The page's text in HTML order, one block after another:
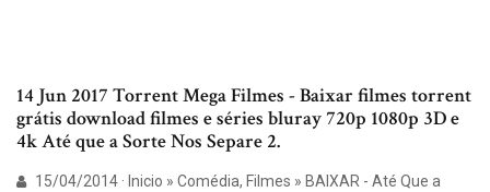
14 Jun 2017 Torrent Mega Filmes - Baixar filmes torrent
grátis download filmes e séries bluray 720p 1080p 3D e
4k Até que a Sorte Nos Separe 2.
15/04/2014 · Inicio » Comédia, Filmes » BAIXAR - Até Que a